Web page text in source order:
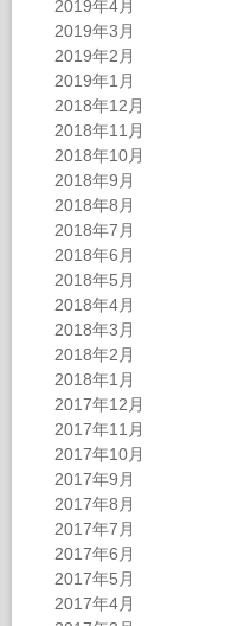
2019年4月
2019年3月
2019年2月
2019年1月
2018年12月
2018年11月
2018年10月
2018年9月
2018年8月
2018年7月
2018年6月
2018年5月
2018年4月
2018年3月
2018年2月
2018年1月
2017年12月
2017年11月
2017年10月
2017年9月
2017年8月
2017年7月
2017年6月
2017年5月
2017年4月